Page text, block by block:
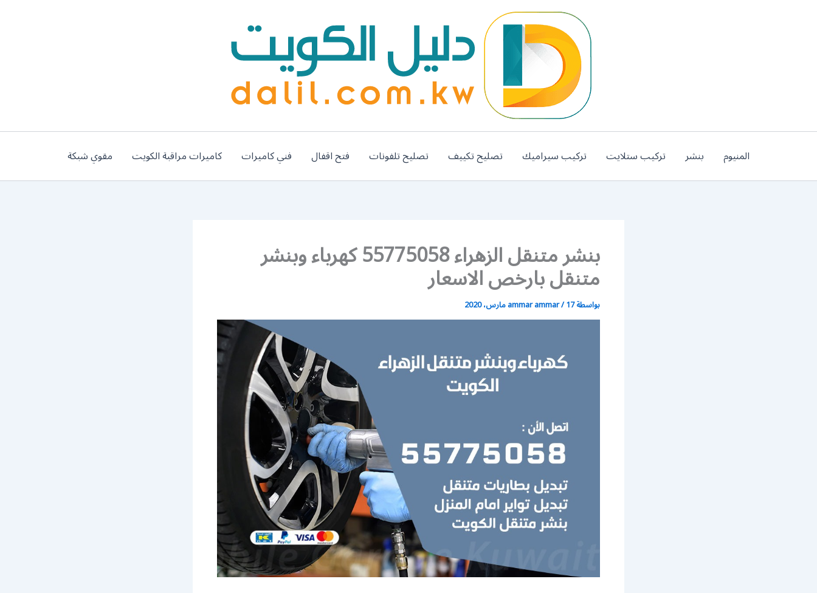
المنيوم بنشر تركيب ستلايت تركيب سيراميك تصليح تكييف تصليح تلفونات فتح اقفال فني كاميرات كاميرات مراقبة الكويت مقوي شبكة
بنشر متنقل الزهراء 55775058 كهرباء وبنشر
متنقل بارخص الاسعار
بواسطة ammar ammar/17 مارس، 2020